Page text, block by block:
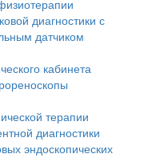
диагностики с
датчиком
кабинета
терапии
диагностики
эндоскопических